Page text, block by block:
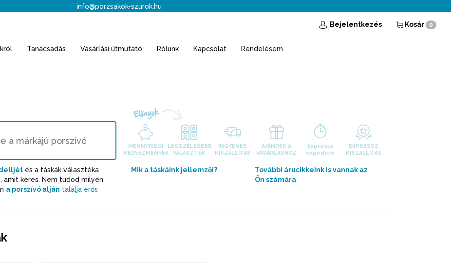
info@porzsakok-szurok.hu
Bejelentkezés Kosár 0
Tanácsadás Vásárlási útmutató Rólunk Kapcsolat Rendelésem
és a táskák választéka
amit keres. Nem tudod milyen
a porszívó alján találja erős
Előnyök
MENNYISÉGI
KEDVEZMÉNYEK
LEGSZÉLESEBB
VÁLASZTÉK
INGYENES
KISZÁLLÍTÁS
AJÁNDÉK A
VÁSÁRLÁSHOZ
Expressz
expedíció
EXPRESSZ
KISZÁLLÍTÁS
Mik a táskáink jellemzői?
További árucikkeink is vannak az
Ön számára